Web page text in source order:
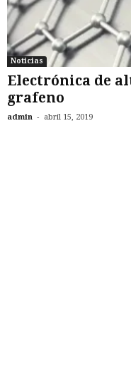
Noticias
Electrónica de
grafeno
admin - abril 15, 2019